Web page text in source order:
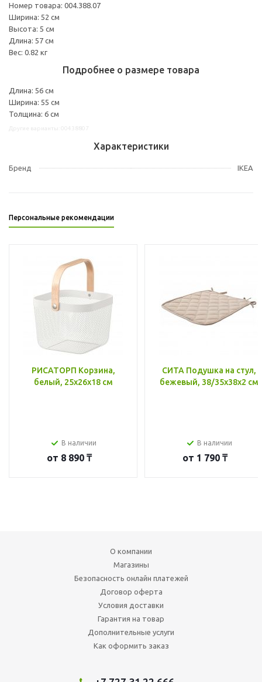
Номер товара: 004.388.07
Ширина: 52 см
Высота: 5 см
Длина: 57 см
Вес: 0.82 кг
Подробнее о размере товара
Длина: 56 см
Ширина: 55 см
Толщина: 6 см
Характеристики
Бренд IKEA
Персональные рекомендации
РИСАТОРП Корзина,
белый, 25x26x18 см
В наличии
от 8 890 ₸
СИТА Подушка на стул,
бежевый, 38/35x38x2 см
В наличии
от 1 790 ₸
О компании
Магазины
Безопасность онлайн платежей
Договор оферта
Условия доставки
Гарантия на товар
Дополнительные услуги
Как оформить заказ